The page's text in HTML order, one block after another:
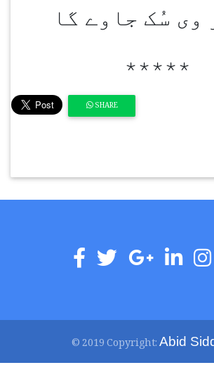
وی سُک جاوے گا
٭٭٭٭٭
SHARE
© 2019 Copyright:Abid